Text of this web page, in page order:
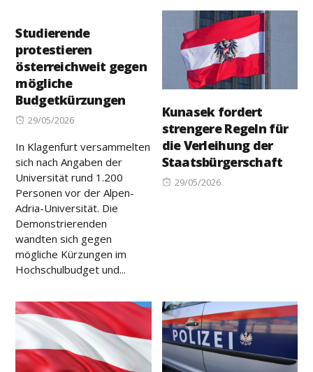
Studierende
protestieren
österreichweit gegen
mögliche
Budgetkürzungen
Posted
29/05/2026
In Klagenfurt versammelten
sich nach Angaben der
Universität rund 1.200
Personen vor der Alpen-
Adria-Universität. Die
Demonstrierenden
wandten sich gegen
mögliche Kürzungen im
Hochschulbudget und...
Kunasek fordert
strengere Regeln für
die Verleihung der
Staatsbürgerschaft
Posted
29/05/2026